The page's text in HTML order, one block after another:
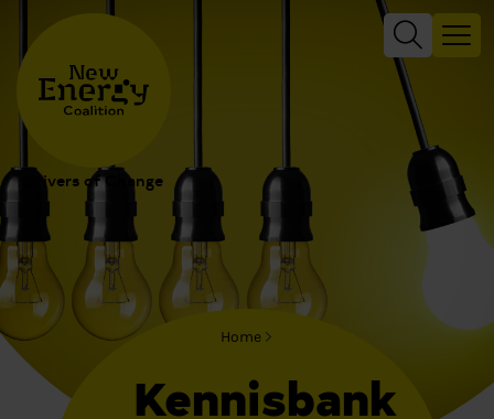
Drivers of Change
Home
Kennisbank